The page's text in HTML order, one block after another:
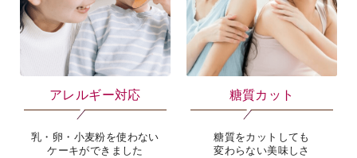
アレルギー対応
乳・卵・小麦粉を使わない
ケーキができました
糖質カット
糖質をカットしても
変わらない美味しさ